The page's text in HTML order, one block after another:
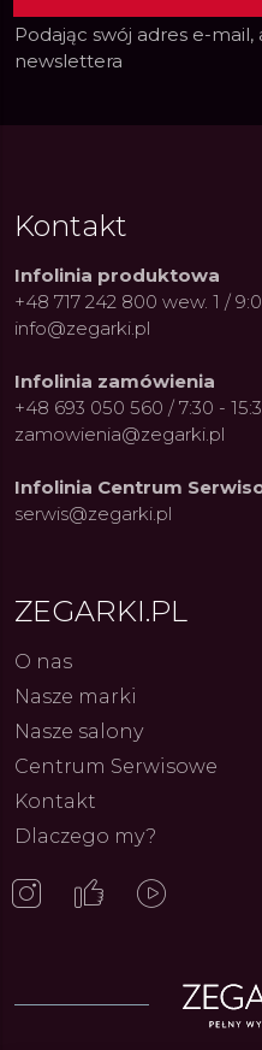
Podając swój adres e-
newslettera
Kontakt
Infolinia produktowa
+48 717 242 800 wew. 1 /
info@zegarki.pl
Infolinia zamówienia
+48 693 050 560 / 7:30 -
zamowienia@zegarki.pl
Infolinia Centrum
serwis@zegarki.pl
ZEGARKI.PL
O nas
Nasze marki
Nasze salony
Centrum Serwisowe
Kontakt
Dlaczego my?